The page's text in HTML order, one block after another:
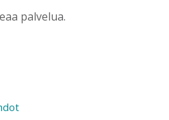
palvelua.